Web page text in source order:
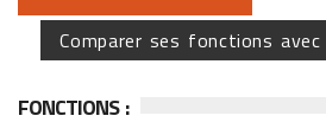
Comparer ses fonctions
FONCTIONS :